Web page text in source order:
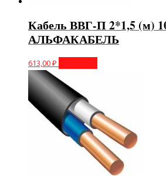
Кабель ВВГ-П 2*1,5 (м)
АЛЬФАКАБЕЛЬ
613,00₽